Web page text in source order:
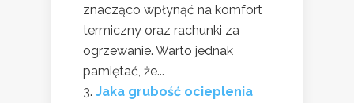
znacząco wpłynąć na komfort
termiczny oraz rachunki za
ogrzewanie. Warto jednak
pamiętać, że...
Jaka grubość ocieplenia